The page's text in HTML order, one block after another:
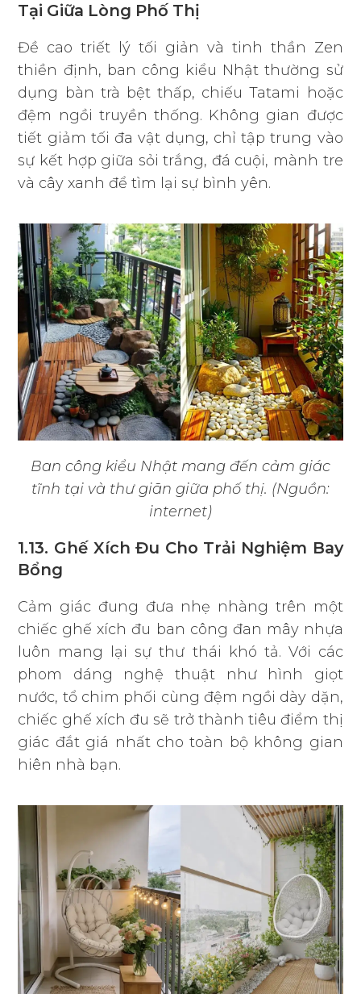
Tại Giữa Lòng Phố Thị
Đề cao triết lý tối giản và tinh thần Zen
thiền định, ban công kiểu Nhật thường sử
dụng bàn trà bệt thấp, chiếu Tatami hoặc
đệm ngồi truyền thống. Không gian được
tiết giảm tối đa vật dụng, chỉ tập trung vào
sự kết hợp giữa sỏi trắng, đá cuội, mành tre
và cây xanh để tìm lại sự bình yên.
Ban công kiểu Nhật mang đến cảm giác
tĩnh tại và thư giãn giữa phố thị. (Nguồn:
internet)
1.13. Ghế Xích Đu Cho Trải Nghiệm Bay
Bổng
Cảm giác đung đưa nhẹ nhàng trên một
chiếc ghế xích đu ban công đan mây nhựa
luôn mang lại sự thư thái khó tả. Với các
phom dáng nghệ thuật như hình giọt
nước, tổ chim phối cùng đệm ngồi dày dặn,
chiếc ghế xích đu sẽ trở thành tiêu điểm thị
giác đắt giá nhất cho toàn bộ không gian
hiên nhà bạn.